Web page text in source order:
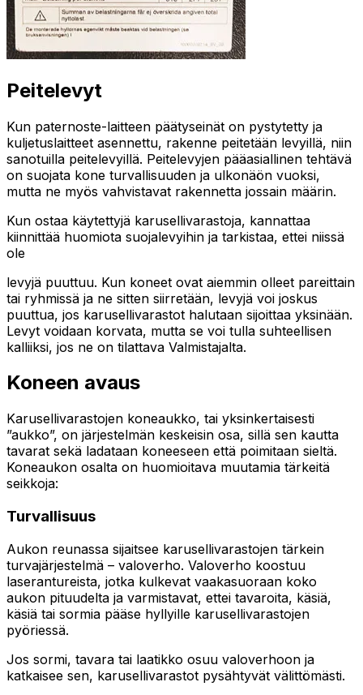
Peitelevyt
Kun paternoste-laitteen päätyseinät on pystytetty ja
kuljetuslaitteet asennettu, rakenne peitetään levyillä, niin
sanotuilla peitelevyillä. Peitelevyjen pääasiallinen tehtävä
on suojata kone turvallisuuden ja ulkonäön vuoksi,
mutta ne myös vahvistavat rakennetta jossain määrin.
Kun ostaa käytettyjä karusellivarastoja, kannattaa
kiinnittää huomiota suojalevyihin ja tarkistaa, ettei niissä
ole
levyjä puuttuu. Kun koneet ovat aiemmin olleet pareittain
tai ryhmissä ja ne sitten siirretään, levyjä voi joskus
puuttua, jos karusellivarastot halutaan sijoittaa yksinään.
Levyt voidaan korvata, mutta se voi tulla suhteellisen
kalliiksi, jos ne on tilattava Valmistajalta.
Koneen avaus
Karusellivarastojen koneaukko, tai yksinkertaisesti
”aukko”, on järjestelmän keskeisin osa, sillä sen kautta
tavarat sekä ladataan koneeseen että poimitaan sieltä.
Koneaukon osalta on huomioitava muutamia tärkeitä
seikkoja:
Turvallisuus
Aukon reunassa sijaitsee karusellivarastojen tärkein
turvajärjestelmä – valoverho. Valoverho koostuu
laserantureista, jotka kulkevat vaakasuoraan koko
aukon pituudelta ja varmistavat, ettei tavaroita, käsiä,
käsiä tai sormia pääse hyllyille karusellivarastojen
pyöriessä.
Jos sormi, tavara tai laatikko osuu valoverhoon ja
katkaisee sen, karusellivarastot pysähtyvät välittömästi.